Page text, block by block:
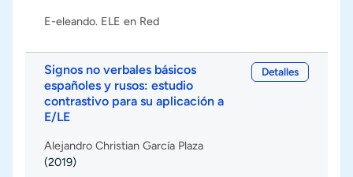
E-eleando. ELE en Red
Signos no verbales básicos
españoles y rusos: estudio
contrastivo para su aplicación a
E/LE
Alejandro Christian García Plaza
(2019)
Detalles